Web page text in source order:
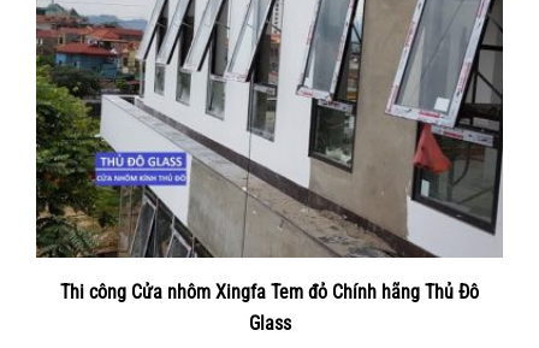
Thi công Cửa nhôm Xingfa Tem đỏ Chính hãng Thủ Đô
Glass